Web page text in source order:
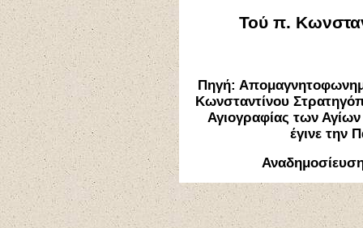
Τού π.
Πηγή:
Κωνσταντίνου
Αγιογραφίας των
έγινε την